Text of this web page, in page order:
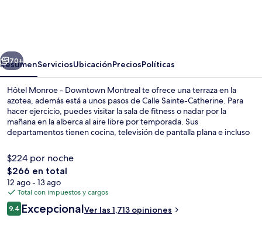
Montreal
Siguiente
70+
ResumenServiciosUbicaciónPreciosPolíticas
Hôtel Monroe - Downtown Montreal te ofrece una terraza en la
azotea, además está a unos pasos de Calle Sainte-Catherine. Para
hacer ejercicio, puedes visitar la sala de fitness o nadar por la
mañana en la alberca al aire libre por temporada. Sus
departamentos tienen cocina, televisión de pantalla plana e incluso
la propiedad está a una corta distancia a pie de opciones de
transporte público: Estación de metro de Guy-Concordia está a 4
minutos y Estación de metro de Peel está a 8 minutos.
$224 por noche
El
precio
total
es
de
$266 en total
12 ago - 13 ago
Total con impuestos y cargos
Opiniones
9.49.4 de 10,
ExcepcionalVer las 1,713 opiniones